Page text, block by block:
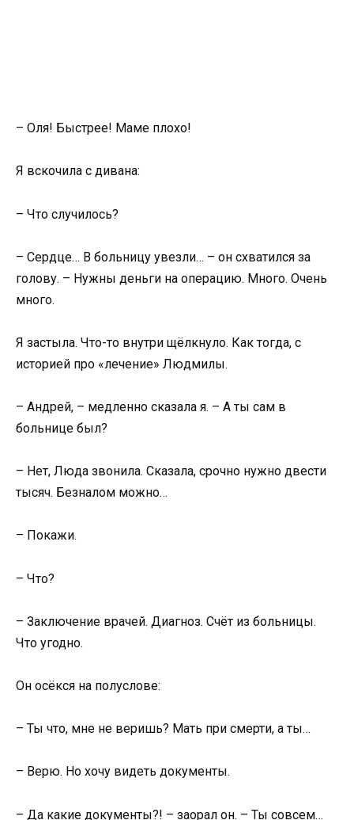
– Оля! Быстрее! Маме плохо!
Я вскочила с дивана:
– Что случилось?
– Сердце… В больницу увезли… – он схватился за
голову. – Нужны деньги на операцию. Много. Очень
много.
Я застыла. Что-то внутри щёлкнуло. Как тогда, с
историей про «лечение» Людмилы.
– Андрей, – медленно сказала я. – А ты сам в
больнице был?
– Нет, Люда звонила. Сказала, срочно нужно двести
тысяч. Безналом можно…
– Покажи.
– Что?
– Заключение врачей. Диагноз. Счёт из больницы.
Что угодно.
Он осёкся на полуслове:
– Ты что, мне не веришь? Мать при смерти, а ты…
– Верю. Но хочу видеть документы.
– Да какие документы?! – заорал он. – Ты совсем…